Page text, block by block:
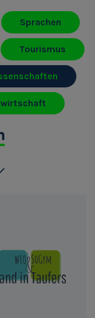
Sprachen
Tourismus